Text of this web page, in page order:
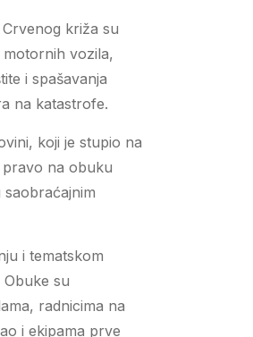
križa su
vozila,
i spašavanja
na katastrofe.
koji je stupio na
pravo na obuku
i tematskom
su
radnicima na
i ekipama prve